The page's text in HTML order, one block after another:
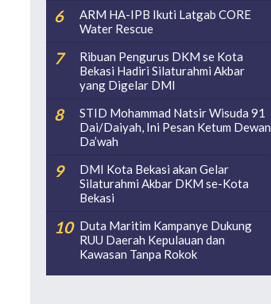
ARM HA-IPB Ikuti Latgab CORE
Water Rescue
Ribuan Pengurus DKM se Kota
Bekasi Hadiri Silaturahmi Akbar
yang Digelar DMI
STID Mohammad Natsir Wisuda 91
Dai/Daiyah, Ini Pesan Ketum Dewan
Da’wah
DMI Kota Bekasi akan Gelar
Silaturahmi Akbar DKM se-Kota
Bekasi
Duta Maritim Kampanye Dukung
RUU Daerah Kepulauan dan
Kawasan Tanpa Rokok